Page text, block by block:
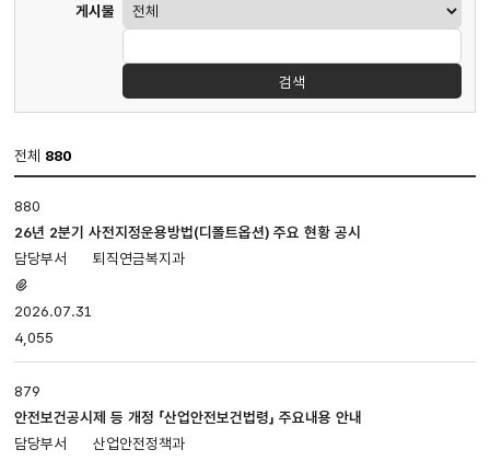
게시물
검색
전체 880
·
지침
게시판
입니다.
번호,
제목,
첨부파일,
담당부서,
등록일,
조회로
나누어져
있습니다.
880
26년 2분기 사전지정운용방법(디폴트옵션) 주요 현황 공시
퇴직연금복지과
있음
2026.07.31
4,055
879
안전보건공시제 등 개정 「산업안전보건법령」 주요내용 안내
산업안전정책과